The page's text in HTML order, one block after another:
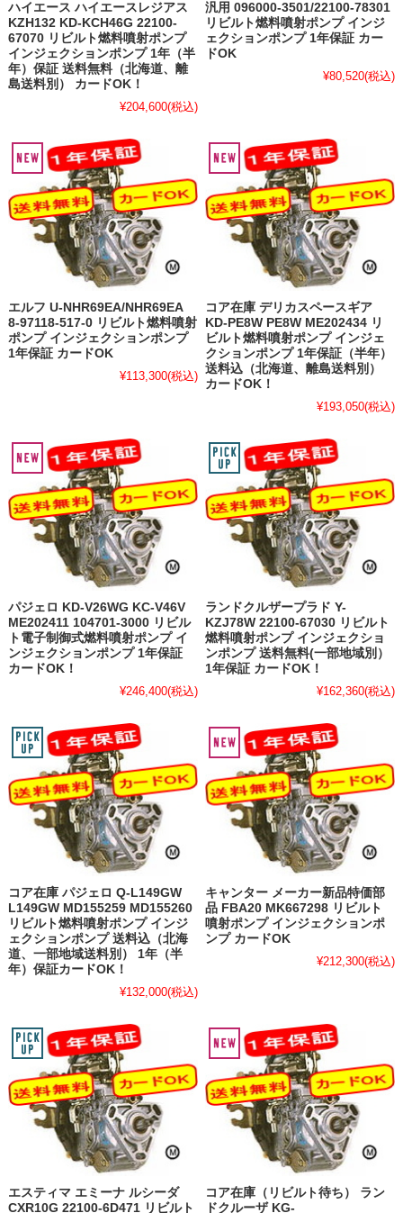
ハイエース ハイエースレジアス
KZH132 KD-KCH46G 22100-
67070 リビルト燃料噴射ポンプ
インジェクションポンプ 1年（半
年）保証 送料無料（北海道、離
島送料別） カードOK！
¥204,600(税込)
汎用 096000-3501/22100-78301
リビルト燃料噴射ポンプ インジ
ェクションポンプ 1年保証 カー
ドOK
¥80,520(税込)
エルフ U-NHR69EA/NHR69EA
8-97118-517-0 リビルト燃料噴射
ポンプ インジェクションポンプ
1年保証 カードOK
¥113,300(税込)
コア在庫 デリカスペースギア
KD-PE8W PE8W ME202434 リ
ビルト燃料噴射ポンプ インジェ
クションポンプ 1年保証（半年）
送料込（北海道、離島送料別）
カードOK！
¥193,050(税込)
パジェロ KD-V26WG KC-V46V
ME202411 104701-3000 リビル
ト電子制御式燃料噴射ポンプ イ
ンジェクションポンプ 1年保証
カードOK！
¥246,400(税込)
ランドクルザープラド Y-
KZJ78W 22100-67030 リビルト
燃料噴射ポンプ インジェクショ
ンポンプ 送料無料(一部地域別）
1年保証 カードOK！
¥162,360(税込)
コア在庫 パジェロ Q-L149GW
L149GW MD155259 MD155260
リビルト燃料噴射ポンプ インジ
ェクションポンプ 送料込（北海
道、一部地域送料別） 1年（半
年）保証カードOK！
¥132,000(税込)
キャンター メーカー新品特価部
品 FBA20 MK667298 リビルト
噴射ポンプ インジェクションポ
ンプ カードOK
¥212,300(税込)
エスティマ エミーナ ルシーダ
CXR10G 22100-6D471 リビルト
コア在庫（リビルト待ち） ラン
ドクルーザ KG-